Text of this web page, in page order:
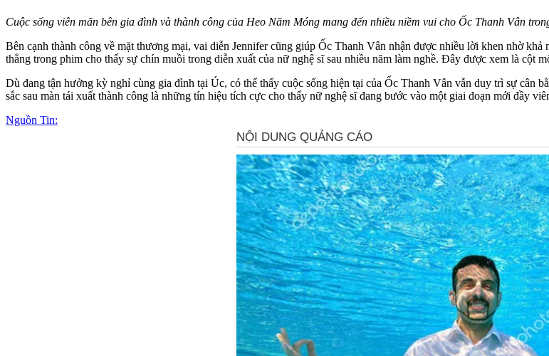
Cuộc sống viên mãn bên gia đình và thành công của Heo Năm Móng mang đến nhiều niềm vui cho Ốc Thanh Vân
Bên cạnh thành công về mặt thương mại, vai diễn Jennifer cũng giúp Ốc Thanh Vân nhận được nhiều lời khen nhờ
thẳng trong phim cho thấy sự chín muồi trong diễn xuất của nữ nghệ sĩ sau nhiều năm làm nghề. Đây được xem là cột
Dù đang tận hưởng kỳ nghỉ cùng gia đình tại Úc, có thể thấy cuộc sống hiện tại của Ốc Thanh Vân vẫn duy trì sự cân
sắc sau màn tái xuất thành công là những tín hiệu tích cực cho thấy nữ nghệ sĩ đang bước vào một giai đoạn mới đầy
Nguồn Tin: